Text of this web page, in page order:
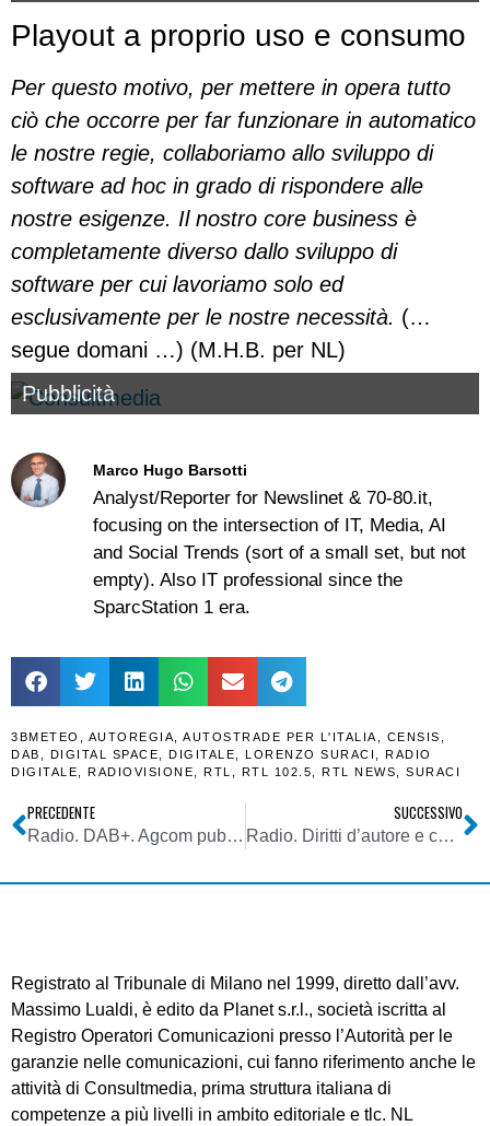
Playout a proprio uso e consumo
Per questo motivo, per mettere in opera tutto
ciò che occorre per far funzionare in automatico
le nostre regie, collaboriamo allo sviluppo di
software ad hoc in grado di rispondere alle
nostre esigenze. Il nostro core business è
completamente diverso dallo sviluppo di
software per cui lavoriamo solo ed
esclusivamente per le nostre necessità. (…
segue domani …) (M.H.B. per NL)
Pubblicità
Marco Hugo Barsotti
Analyst/Reporter for Newslinet & 70-80.it,
focusing on the intersection of IT, Media, AI
and Social Trends (sort of a small set, but not
empty). Also IT professional since the
SparcStation 1 era.
3BMETEO AUTOREGIA AUTOSTRADE PER L'ITALIA CENSIS
DAB
DIGITAL SPACE DIGITALE LORENZO SURACI
RADIO
DIGITALE
RADIOVISIONE RTL RTL 102.5 RTL NEWS SURACI
PRECEDENTE
Radio. DAB+. Agcom publicherà entro poche settimane il Piano. Ma cosa succederebbe se lo switch-off tv del giugno 2022 venisse prorogato?
SUCCESSIVO
Radio. Diritti d’autore e connessi. TuneIn in appello vs decisione High Court UK. Noi come Google: un aggregatore è solo un motore di ricerca
Registrato al Tribunale di Milano nel 1999, diretto dall’avv.
Massimo Lualdi, è edito da Planet s.r.l., società iscritta al
Registro Operatori Comunicazioni presso l’Autorità per le
garanzie nelle comunicazioni, cui fanno riferimento anche le
attività di Consultmedia, prima struttura italiana di
competenze a più livelli in ambito editoriale e tlc. NL